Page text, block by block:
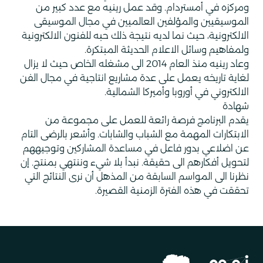
ومركزه في أمستردام. وقد عمل رينيه مع عدد كبير من
الموسيقيين والمؤلفين العالميين في مجال الموسيقى
الالكترونية، حيث نما لديه نتيجة ذلك حبه للفنون الالكترونية
ولمفاهيم وسائل الاعلام الحديثة المبتكرة.
وعاد رينيه منذ العام 2014 الى مشغله الخاص حيث لا يزال
لغاية تاريخه يعمل على عدة مشاريع انتاجية في مجال الفن
الالكتروني في أوروبا وأميركا الشمالية.
شهادة
يقدم البرنامج فرصة رائعة للعمل على مجموعة من
الابتكارات المهمة مع الشباب والشابات. وأشعر بالرضى التام
عن اضلاعي بدور فاعل في مساعدة المشاركين وتوجيههم
لتحويل أفكارهم الى حقيقة. نبدأ بلا شيء وننتهي بمنتج. إن
نظرنا الى المواسم السابقة من المذهل أن نرى النتائج التي
تحققت في هذه الفترة الزمنية القصيرة.